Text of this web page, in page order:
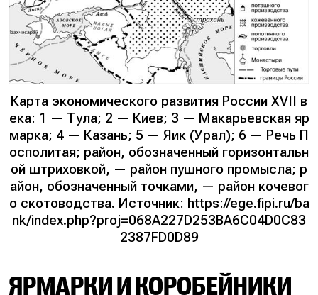
Карта экономического развития России XVII в
ека: 1 — Тула; 2 — Киев; 3 — Макарьевская яр
марка; 4 — Казань; 5 — Яик (Урал); 6 — Речь П
осполитая; район, обозначенный горизонтальн
ой штриховкой, — район пушного промысла; р
айон, обозначенный точками, — район кочевог
о скотоводства. Источник: https://ege.fipi.ru/ba
nk/index.php?proj=068A227D253BA6C04D0C83
2387FD0D89
ЯРМАРКИ И КОРОБЕЙНИКИ